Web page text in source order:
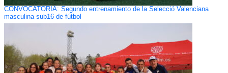
CONVOCATORIA: Segundo entrenamiento de la Selecció Valenciana
masculina sub16 de fútbol